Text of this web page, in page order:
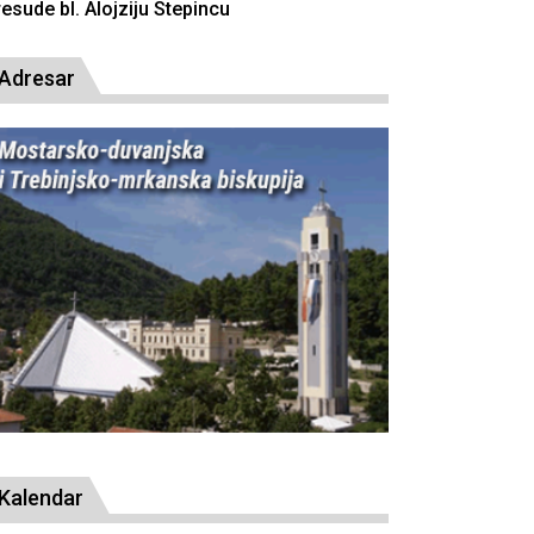
bl. Alojziju Stepincu